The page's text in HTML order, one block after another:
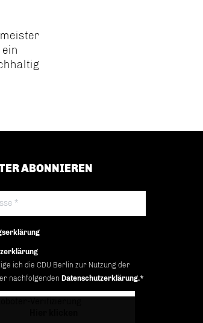
ABONNIEREN
ich die CDU Berlin zur Nutzung der
nachfolgenden Datenschutzerklärung.*